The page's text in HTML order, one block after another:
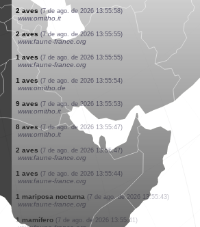
1 aves (7 de ago. de 2026 13:56:26)
www.ornitho.ch
2 aves (7 de ago. de 2026 13:56:25)
www.ornitho.it
1 aves (7 de ago. de 2026 13:56:23)
www.ornitho.eus
2 aves (7 de ago. de 2026 13:56:20)
www.ornitho.it
5 aves (7 de ago. de 2026 13:56:16)
www.ornitho.ch
2 aves (7 de ago. de 2026 13:56:12)
www.ornitho.it
1 aves (7 de ago. de 2026 13:56:09)
www.ornitho.eus
1 aves (7 de ago. de 2026 13:56:03)
www.ornitho.it
2 aves (7 de ago. de 2026 13:55:58)
www.ornitho.it
2 aves (7 de ago. de 2026 13:55:55)